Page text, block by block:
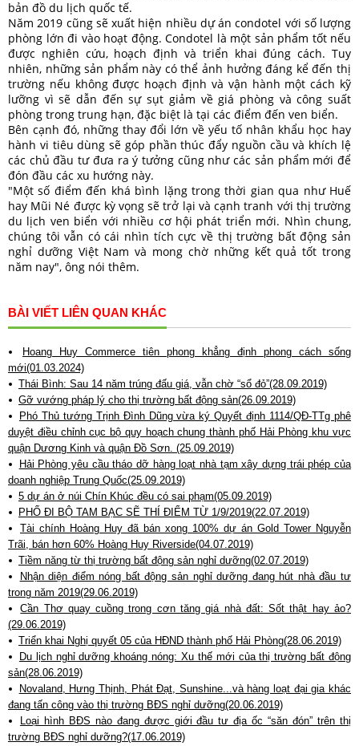
bản đồ du lịch quốc tế.
Năm 2019 cũng sẽ xuất hiện nhiều dự án condotel với số lượng
phòng lớn đi vào hoạt động. Condotel là một sản phẩm tốt nếu
được nghiên cứu, hoạch định và triển khai đúng cách. Tuy
nhiên, những sản phẩm này có thể ảnh hưởng đáng kể đến thị
trường nếu không được hoạch định và vận hành một cách kỹ
lưỡng vì sẽ dẫn đến sự sụt giảm về giá phòng và công suất
phòng trong trung hạn, đặc biệt là tại các điểm đến ven biển.
Bên cạnh đó, những thay đổi lớn về yếu tố nhân khẩu học hay
hành vi tiêu dùng sẽ góp phần thúc đẩy nguồn cầu và khích lệ
các chủ đầu tư đưa ra ý tưởng cũng như các sản phẩm mới để
đón đầu các xu hướng này.
"Một số điểm đến khá bình lặng trong thời gian qua như Huế
hay Mũi Né được kỳ vọng sẽ trở lại và cạnh tranh với thị trường
du lịch ven biển với nhiều cơ hội phát triển mới. Nhìn chung,
chúng tôi vẫn có cái nhìn tích cực về thị trường bất động sản
nghỉ dưỡng Việt Nam và mong chờ những kết quả tốt trong
năm nay", ông nói thêm.
BÀI VIẾT LIÊN QUAN KHÁC
Hoang Huy Commerce tiên phong khẳng định phong cách sống
mới(01.03.2024)
Thái Bình: Sau 14 năm trúng đấu giá, vẫn chờ “sổ đỏ”(28.09.2019)
Gỡ vướng pháp lý cho thị trường bất động sản(26.09.2019)
Phó Thủ tướng Trịnh Đình Dũng vừa ký Quyết định 1114/QĐ-TTg phê
duyệt điều chỉnh cục bộ quy hoạch chung thành phố Hải Phòng khu vực
quận Dương Kinh và quận Đồ Sơn. (25.09.2019)
Hải Phòng yêu cầu tháo dỡ hàng loạt nhà tạm xây dựng trái phép của
doanh nghiệp Trung Quốc(25.09.2019)
5 dự án ở núi Chín Khúc đều có sai phạm(05.09.2019)
PHỐ ĐI BỘ TAM BẠC SẼ THÍ ĐIỂM TỪ 1/9/2019(22.07.2019)
Tài chính Hoàng Huy đã bán xong 100% dự án Gold Tower Nguyễn
Trãi, bán hơn 60% Hoàng Huy Riverside(04.07.2019)
Tiềm năng từ thị trường bất động sản nghỉ dưỡng(02.07.2019)
Nhận diện điểm nóng bất động sản nghỉ dưỡng đang hút nhà đầu tư
trong năm 2019(29.06.2019)
Cần Thơ quay cuồng trong cơn tăng giá nhà đất: Sốt thật hay ảo?
(29.06.2019)
Triển khai Nghị quyết 05 của HĐND thành phố Hải Phòng(28.06.2019)
Du lịch nghỉ dưỡng khoáng nóng: Xu thế mới của thị trường bất động
sản(28.06.2019)
Novaland, Hưng Thịnh, Phát Đạt, Sunshine...và hàng loạt đại gia khác
đang tấn công vào thị trường BĐS nghỉ dưỡng(20.06.2019)
Loại hình BĐS nào đang được giới đầu tư địa ốc “săn đón” trên thị
trường BĐS nghỉ dưỡng?(17.06.2019)